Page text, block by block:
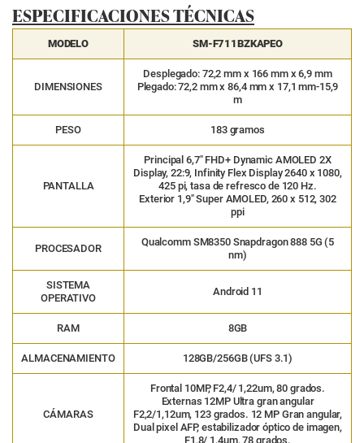
ESPECIFICACIONES TÉCNICAS
MODELO SM-F711BZKAPEO
DIMENSIONES
Desplegado: 72,2 mm x 166 mm x 6,9 mm
Plegado: 72,2 mm x 86,4 mm x 17,1 mm-15,9
m
PESO 183 gramos
PANTALLA
Principal 6,7″ FHD+ Dynamic AMOLED 2X
Display, 22:9, Infinity Flex Display 2640 x 1080,
425 pi, tasa de refresco de 120 Hz.
Exterior 1,9″ Super AMOLED, 260 x 512, 302
ppi
PROCESADOR
Qualcomm SM8350 Snapdragon 888 5G (5
nm)
SISTEMA
OPERATIVO
Android 11
RAM 8GB
ALMACENAMIENTO 128GB/256GB (UFS 3.1)
CÁMARAS
Frontal 10MP, F2,4/ 1,22um, 80 grados.
Externas 12MP Ultra gran angular
F2,2/1,12um, 123 grados. 12 MP Gran angular,
Dual pixel AFP, estabilizador óptico de imagen,
F1,8/ 1,4um, 78 grados.